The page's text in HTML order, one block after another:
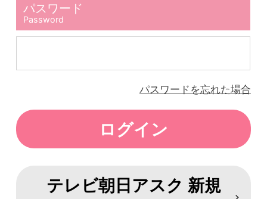
パスワード
Password
パスワードを忘れた場合
テレビ朝日アスク 新規